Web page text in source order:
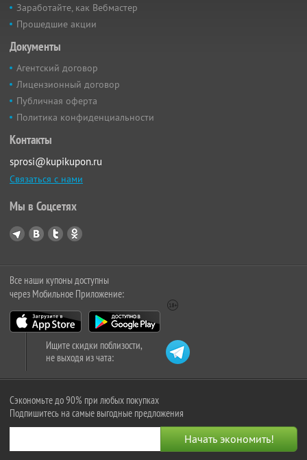
Заработайте, как Вебмастер
Прошедшие акции
Документы
Агентский договор
Лицензионный договор
Публичная оферта
Политика конфиденциальности
Контакты
sprosi@kupikupon.ru
Связаться с нами
Мы в Соцсетях
Все наши купоны доступны
через Мобильное Приложение:
Ищите скидки поблизости,
не выходя из чата:
Сэкономьте до 90% при любых покупках
Подпишитесь на самые выгодные предложения